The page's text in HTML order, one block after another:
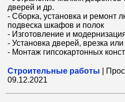
дверей и др.
- Сборка, установка и ремонт
подвеска шкафов и полок
- Изготовление и
- Установка дверей, врезка
- Монтаж гипсокартонных
Строительные работы
09.12.2021